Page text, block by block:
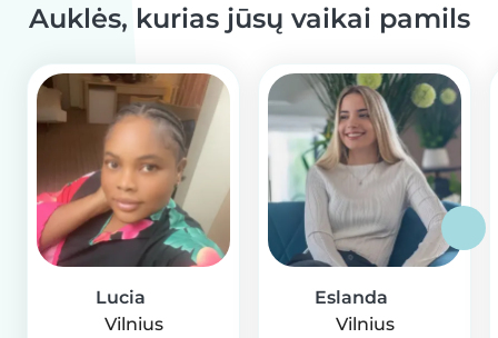
Auklės, kurias jūsų vaikai pamils
Lucia
Vilnius
Eslanda
Vilnius